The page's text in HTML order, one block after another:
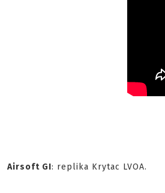
Airsoft GI: replika Krytac LVOA.